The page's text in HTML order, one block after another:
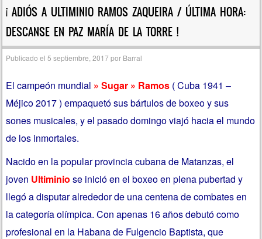
¡ ADIÓS A ULTIMINIO RAMOS ZAQUEIRA / ÚLTIMA HORA:
DESCANSE EN PAZ MARÍA DE LA TORRE !
Publicado el5 septiembre, 2017por Barral
El campeón mundial » Sugar » Ramos ( Cuba 1941 –
Méjico 2017 ) empaquetó sus bártulos de boxeo y sus
sones musicales, y el pasado domingo viajó hacia el mundo
de los inmortales.
Nacido en la popular provincia cubana de Matanzas, el
joven Ultiminio se inició en el boxeo en plena pubertad y
llegó a disputar alrededor de una centena de combates en
la categoría olímpica. Con apenas 16 años debutó como
profesional en la Habana de Fulgencio Baptista, que